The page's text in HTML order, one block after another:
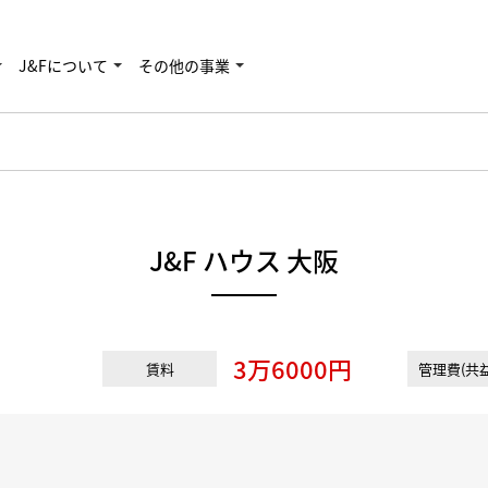
J&Fについて その他の事業
J&F ハウス 大阪
賃料 3万6000円 管理費(共